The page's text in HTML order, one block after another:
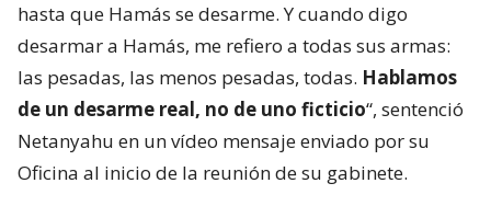
hasta que Hamás se desarme. Y cuando digo
desarmar a Hamás, me refiero a todas sus armas:
las pesadas, las menos pesadas, todas. Hablamos
de un desarme real, no de uno ficticio“, sentenció
Netanyahu en un vídeo mensaje enviado por su
Oficina al inicio de la reunión de su gabinete.